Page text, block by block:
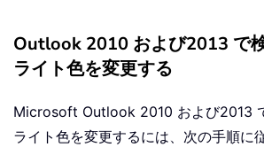
Outlook 2010 および2013 で
ライト色を変更する
Microsoft Outlook 2010 および2013
ライト色を変更するには、次の手順に